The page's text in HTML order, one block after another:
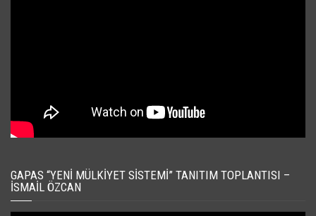
GAPAS “YENI MÜLKIYET SISTEMI” TANITIM TOPLANTISI –
İSMAIL ÖZCAN